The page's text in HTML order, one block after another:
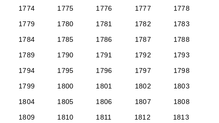
1774
1775 1776 1777
1778
1779
1780 1781 1782
1783
1784
1785 1786 1787
1788
1789
1790 1791 1792
1793
1794
1795 1796 1797
1798
1799
1800 1801 1802
1803
1804
1805 1806 1807
1808
1809
1810 1811 1812
1813